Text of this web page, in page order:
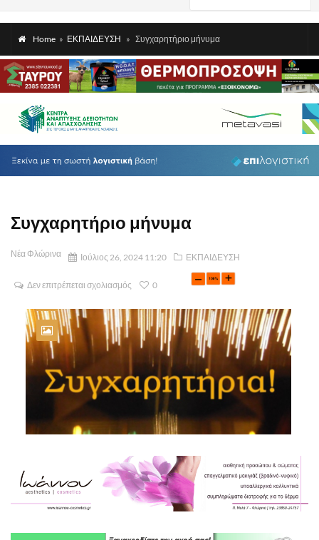
Home » ΕΚΠΑΙΔΕΥΣΗ » Συγχαρητήριο μήνυμα
Συγχαρητήριο μήνυμα
Νέα Φλώρινα Ιούλιος 26, 2024 11:20 ΕΚΠΑΙΔΕΥΣΗ
Δεν επιτρέπεται σχολιασμός 0